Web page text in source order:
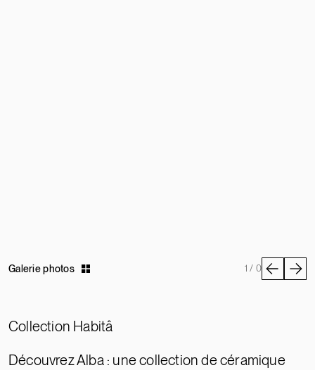
Galerie photos 1 / 0
Collection Habitâ
Découvrez Alba : une collection de céramique